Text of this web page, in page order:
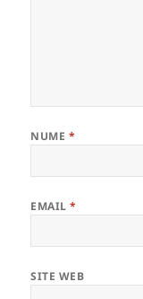
NUME *
EMAIL*
SITE WEB